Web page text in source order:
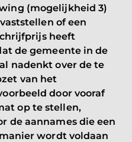
(mogelijkheid 3)
of een
heeft
de gemeente in de
nadenkt over de te
van het
door vooraf
op te stellen,
de aannames die een
wordt voldaan